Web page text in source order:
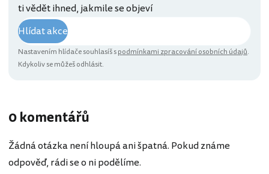
ti vědět ihned, jakmile se objeví
Hlídat akce
Nastavením hlídače souhlasíš spodmínkami zpracování osobních údajů.
Kdykoliv se můžeš odhlásit.
0 komentářů
Žádná otázka není hloupá ani špatná. Pokud známe
odpověď, rádi se o ni podělíme.